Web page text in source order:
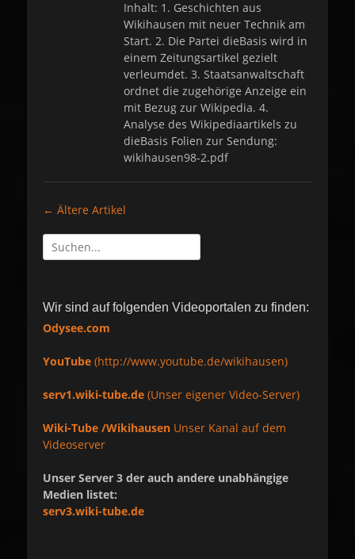
e
d
o
n
Inhalt: 1. Geschichten aus
Wikihausen mit neuer Technik am
Start. 2. Die Partei dieBasis wird in
einem Zeitungsartikel gezielt
verleumdet. 3. Staatsanwaltschaft
ordnet die zugehörige Anzeige ein
mit Bezug zur Wikipedia. 4.
Analyse des Wikipediaartikels zu
dieBasis Folien zur Sendung:
wikihausen98-2.pdf
Artikel-
← Ältere Artikel
Suche
nach:
Wir sind auf folgenden Videoportalen zu finden:
Odysee.com
YouTube (http://www.youtube.de/wikihausen)
serv1.wiki-tube.de (Unser eigener Video-Server)
Wiki-Tube /Wikihausen Unser Kanal auf dem
Videoserver
Unser Server 3 der auch andere unabhängige
Medien listet:
serv3.wiki-tube.de